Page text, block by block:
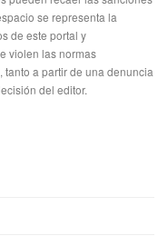
se representa la
de este portal y
violen las normas
a partir de una denuncia
del editor.